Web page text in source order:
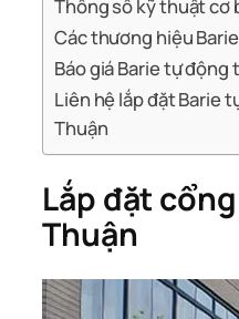
Thông số kỹ thuật cơ
Các thương hiệu
Báo giá Barie tự động
Liên hệ lắp đặt Barie
Thuận
Lắp đặt
Thuận